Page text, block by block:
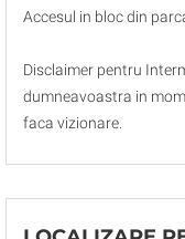
Accesul in bloc din
Disclaimer pentru
dumneavoastra in
faca vizionare.